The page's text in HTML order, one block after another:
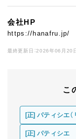
会社HP
https://hanafru.jp/
最終更新日：2026年06月20日
こ
[正] パティシエ（
[正] パティシエ